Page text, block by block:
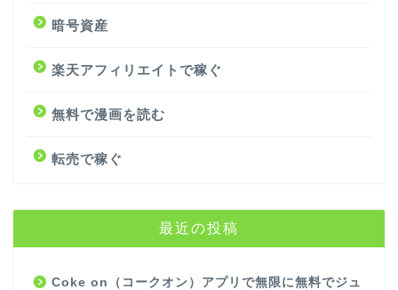
暗号資産
楽天アフィリエイトで稼ぐ
無料で漫画を読む
転売で稼ぐ
最近の投稿
Coke on（コークオン）アプリで無限に無料でジュ